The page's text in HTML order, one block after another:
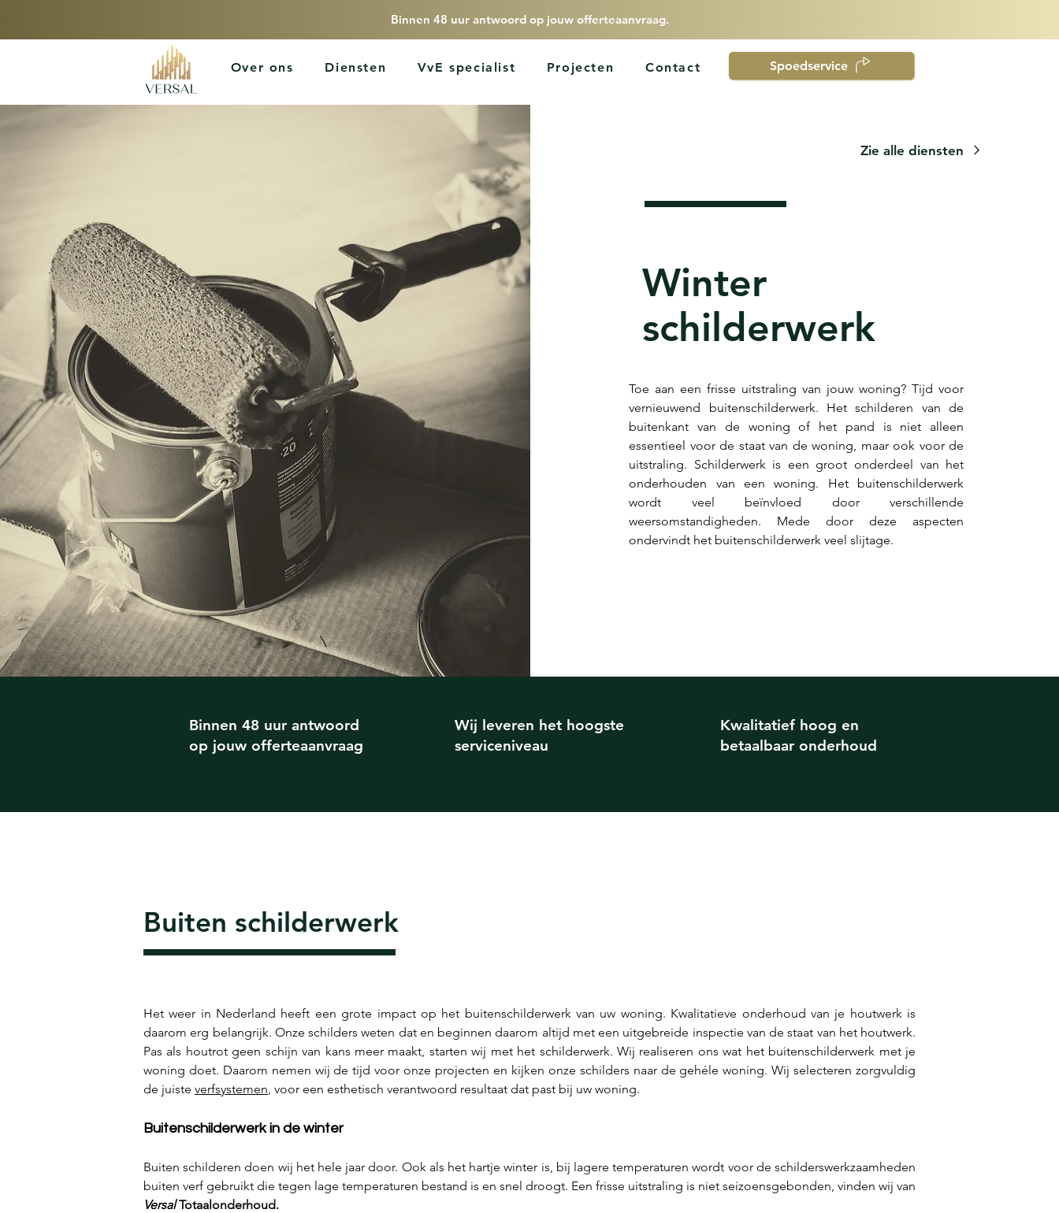
Binnen 48 uur antwoord op jouw offerteaanvraag.
Over ons Diensten VvE specialist Projecten Contact Spoedservice
Zie alle diensten
Winter
schilderwerk
Toe aan een frisse uitstraling van jouw woning? Tijd voor
vernieuwend buitenschilderwerk. Het schilderen van de
buitenkant van de woning of het pand is niet alleen
essentieel voor de staat van de woning, maar ook voor de
uitstraling. Schilderwerk is een groot onderdeel van het
onderhouden van een woning. Het buitenschilderwerk
wordt veel beïnvloed door verschillende
weersomstandigheden. Mede door deze aspecten
ondervindt het buitenschilderwerk veel slijtage.
Binnen 48 uur antwoord
op jouw offerteaanvraag
Wij leveren het hoogste
serviceniveau
Kwalitatief hoog en
betaalbaar onderhoud
Buiten schilderwerk
Het weer in Nederland heeft een grote impact op het buitenschilderwerk van uw woning. Kwalitatieve onderhoud van je houtwerk is
daarom erg belangrijk. Onze schilders weten dat en beginnen daarom altijd met een uitgebreide inspectie van de staat van het houtwerk.
Pas als houtrot geen schijn van kans meer maakt, starten wij met het schilderwerk. Wij realiseren ons wat het buitenschilderwerk met je
woning doet. Daarom nemen wij de tijd voor onze projecten en kijken onze schilders naar de gehéle woning. Wij selecteren zorgvuldig
de juiste verfsystemen, voor een esthetisch verantwoord resultaat dat past bij uw woning.
Buitenschilderwerk in de winter
Buiten schilderen doen wij het hele jaar door. Ook als het hartje winter is, bij lagere temperaturen wordt voor de schilderswerkzaamheden
Versal Totaalonderhoud.